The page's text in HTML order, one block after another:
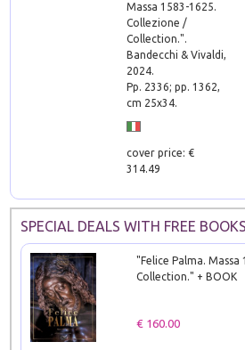
Massa 1583-1625.
Collezione /
Collection.".
Bandecchi & Vivaldi,
2024.
Pp. 2336; pp. 1362,
cm 25x34.
cover price: €
314.49
SPECIAL DEALS WITH FREE BOOKS
"Felice Palma.
Collection." + BOOK
€ 160.00